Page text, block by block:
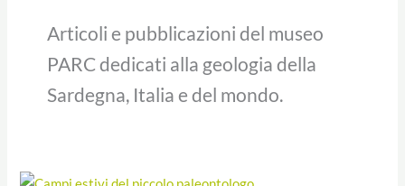
Articoli e pubblicazioni del museo
PARC dedicati alla geologia della
Sardegna, Italia e del mondo.
PaleoLab